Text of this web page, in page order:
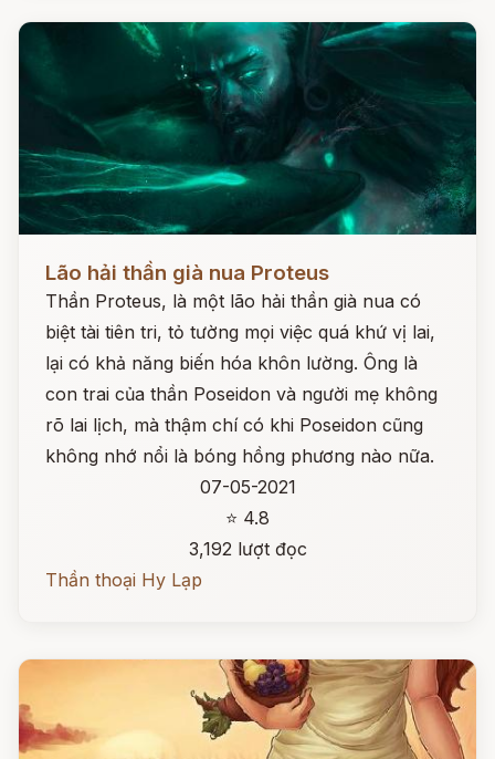
Lão hải thần già nua Proteus
Thần Proteus, là một lão hải thần già nua có
biệt tài tiên tri, tỏ tường mọi việc quá khứ vị lai,
lại có khả năng biến hóa khôn lường. Ông là
con trai của thần Poseidon và người mẹ không
rõ lai lịch, mà thậm chí có khi Poseidon cũng
không nhớ nổi là bóng hồng phương nào nữa.
07-05-2021
⭐ 4.8
3,192 lượt đọc
Thần thoại Hy Lạp